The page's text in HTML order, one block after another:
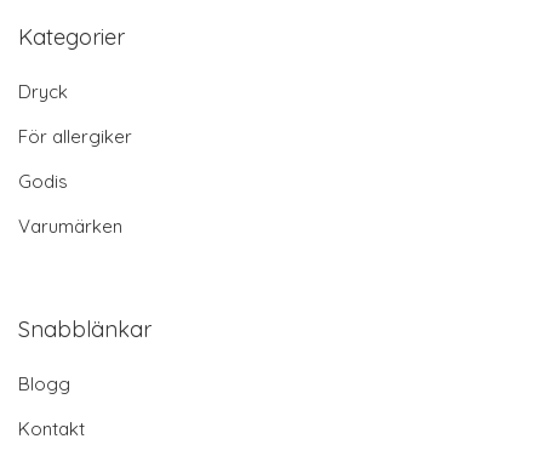
Kategorier
Dryck
För allergiker
Godis
Varumärken
Snabblänkar
Blogg
Kontakt